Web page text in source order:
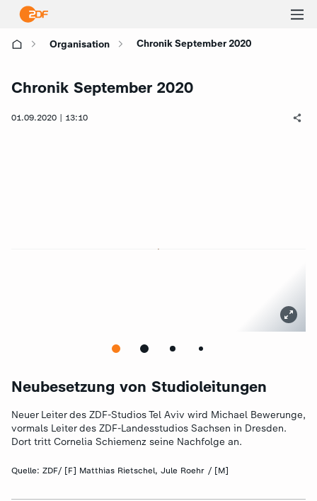
Organisation Chronik September 2020
Chronik September 2020
01.09.2020 | 13:10
Neubesetzung von Studioleitungen
Neuer Leiter des ZDF-Studios Tel Aviv wird Michael Bewerunge,
vormals Leiter des ZDF-Landesstudios Sachsen in Dresden.
Dort tritt Cornelia Schiemenz seine Nachfolge an.
Quelle: ZDF/ [F] Matthias Rietschel, Jule Roehr / [M]